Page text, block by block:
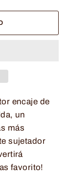
encaje de
un
más
sujetador
favorito!